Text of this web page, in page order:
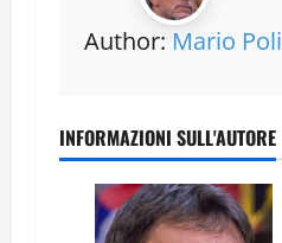
Author: Mario Poli
INFORMAZIONI SULL'AUTORE